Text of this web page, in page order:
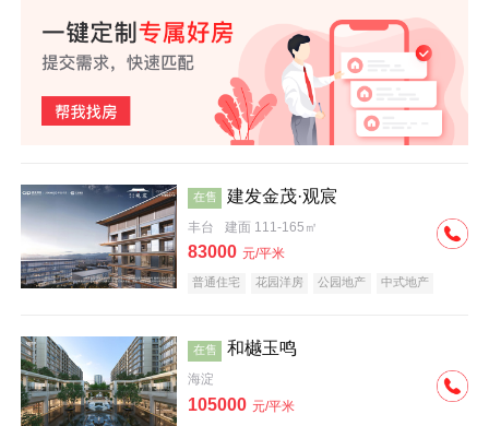
在售 建发金茂·观宸
丰台 建面 111-165㎡
83000 元/平米
普通住宅 花园洋房 公园地产
中式地产
在售 和樾玉鸣
海淀
105000 元/平米